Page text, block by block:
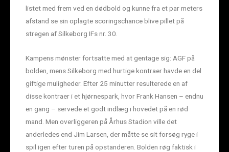
listet med frem ved en dødbold og kunne fra et par meters
afstand se sin oplagte scoringschance blive pillet på
stregen af Silkeborg IFs nr. 30.
Kampens mønster fortsatte med at gentage sig: AGF på
bolden, mens Silkeborg med hurtige kontraer havde en del
giftige muligheder. Efter 25 minutter resulterede en af
disse kontraer i et hjørnespark, hvor Frank Hansen – endnu
en gang – servede et godt indlæg i hovedet på en rød
mand. Men overliggeren på Århus Stadion ville det
anderledes end Jim Larsen, der måtte se sit forsøg ryge i
spil igen efter turen på opstanderen. Bolden røg faktisk i